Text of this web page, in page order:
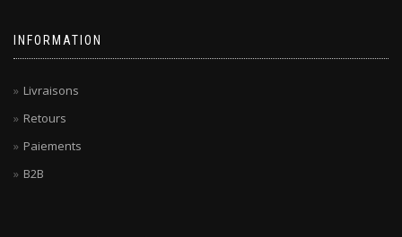
INFORMATION
Livraisons
Retours
Paiements
B2B